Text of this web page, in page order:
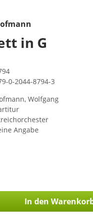
in G
0-2044-8794-3
Wolfgang
Angabe
In den